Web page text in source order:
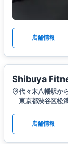
店舗情報
Shibuya
代々木八幡駅か
東京都渋谷区松
店舗情報